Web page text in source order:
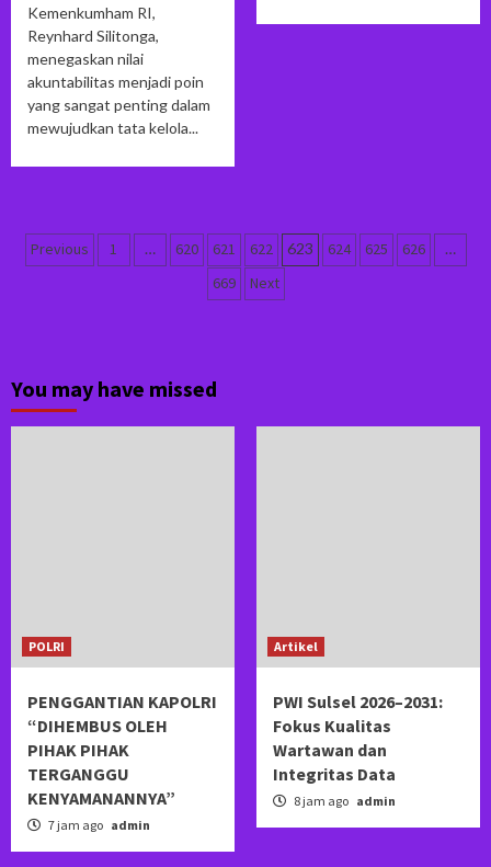
Kemenkumham RI,
Reynhard Silitonga,
menegaskan nilai
akuntabilitas menjadi poin
yang sangat penting dalam
mewujudkan tata kelola...
Navigasi
Previous 1 … 620 621 622 623 624 625 626 …
669 Next
You may have missed
POLRI
PENGGANTIAN KAPOLRI
“DIHEMBUS OLEH
PIHAK PIHAK
TERGANGGU
KENYAMANANNYA”
7 jam ago admin
Artikel
PWI Sulsel 2026–2031:
Fokus Kualitas
Wartawan dan
Integritas Data
8 jam ago admin